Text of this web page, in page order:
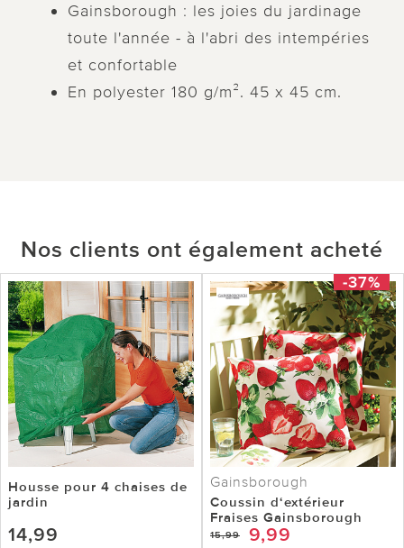
Gainsborough : les joies du jardinage
toute l'année - à l'abri des intempéries
et confortable
En polyester 180 g/m². 45 x 45 cm.
Nos clients ont également acheté
Housse pour 4 chaises de
jardin
14,99
-37%
Gainsborough
Coussin d‘extérieur
Fraises Gainsborough
15,99 9,99